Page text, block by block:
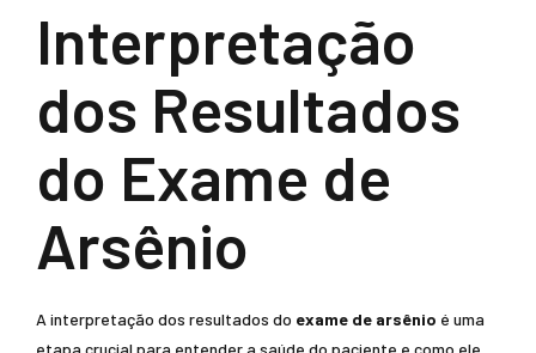
Interpretação
dos Resultados
do Exame de
Arsênio
A interpretação dos resultados do exame de arsênio é uma
etapa crucial para entender a saúde do paciente e como ele